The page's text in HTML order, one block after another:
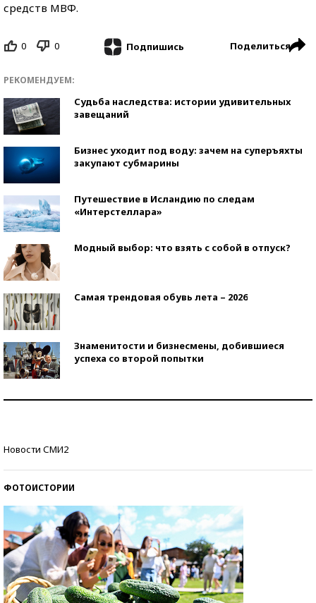
средств МВФ.
0 0 Подпишись Поделиться
РЕКОМЕНДУЕМ:
Судьба наследства: истории удивительных
завещаний
Бизнес уходит под воду: зачем на суперъяхты
закупают субмарины
Путешествие в Исландию по следам
«Интерстеллара»
Модный выбор: что взять с собой в отпуск?
Самая трендовая обувь лета – 2026
Знаменитости и бизнесмены, добившиеся
успеха со второй попытки
Новости СМИ2
ФОТОИСТОРИИ